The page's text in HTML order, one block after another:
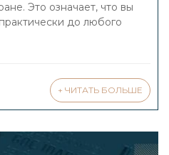
Это означает, что вы
до любого
+ ЧИТАТЬ БОЛЬШЕ